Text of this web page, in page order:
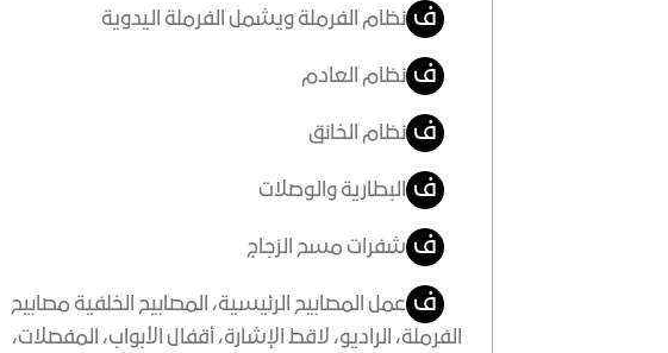
ف نظام الفرملة ويشمل الفرملة اليدوية
ف نظام العادم
ف نظام الخانق
ف البطارية والوصلات
ف شفرات مسح الزجاج
ف عمل المصابيح الرئيسية، المصابيح الخلفية مصابيح
الفرملة، الراديو، لاقط الإشارة، أقفال الأبواب، المفصلات،